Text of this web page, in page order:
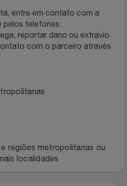
entre em contato com a
pelos telefones:
reportar dano ou extravio
com o parceiro através
regiões metropolitanas ou
localidades